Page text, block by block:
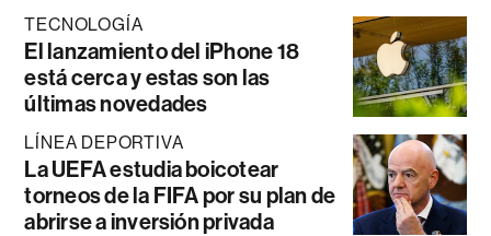
TECNOLOGÍA
El lanzamiento del iPhone 18
está cerca y estas son las
últimas novedades
LÍNEA DEPORTIVA
La UEFA estudia boicotear
torneos de la FIFA por su plan de
abrirse a inversión privada